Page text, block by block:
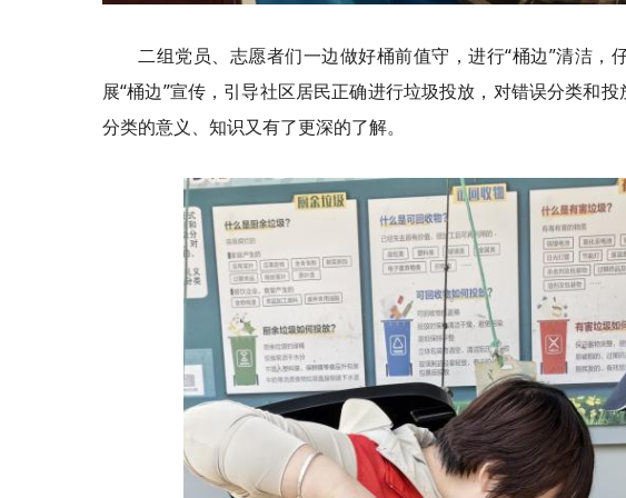
二组党员、志愿者们一边做好桶前值守，进行“桶边”清洁
展“桶边”宣传，引导社区居民正确进行垃圾投放，对错误分类和
分类的意义、知识又有了更深的了解。